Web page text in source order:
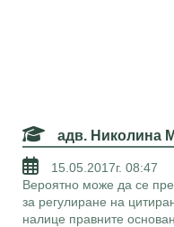
адв. Николина
15.05.2017г. 08:47
Вероятно може да се
за регулиране на
налице правните